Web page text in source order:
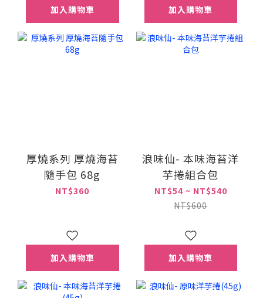
加入購物車 加入購物車
厚燒系列 厚燒海苔
隨手包 68g
NT$360
加入購物車
浪味仙- 本味海苔洋
芋捲組合包
NT$54 ~ NT$540
NT$600
加入購物車